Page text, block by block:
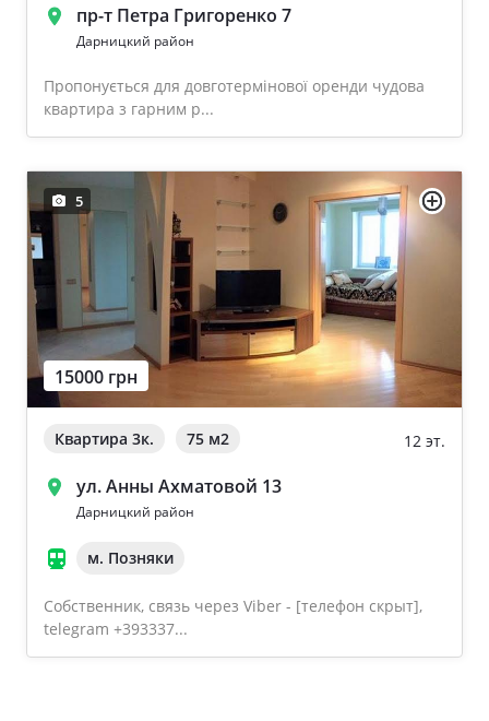
пр-т Петра Григоренко 7
Дарницкий район
Пропонується для довготермінової оренди чудова
квартира з гарним р...
5
15000 грн
Квартира 3к. 75 м2 12 эт.
ул. Анны Ахматовой 13
Дарницкий район
м. Позняки
Собственник, связь через Viber - [телефон скрыт],
telegram +393337...